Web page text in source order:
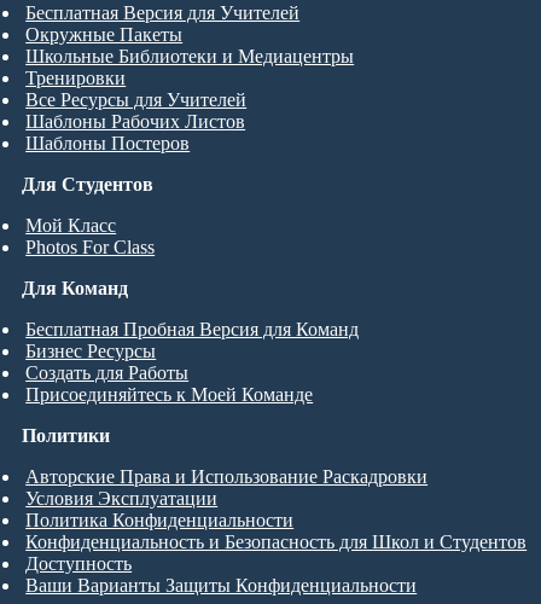
Для Студентов
Мой Класс
Photos For Class
Бесплатная Версия для Учителей
Окружные Пакеты
Школьные Библиотеки и Медиацентры
Тренировки
Все Ресурсы для Учителей
Шаблоны Рабочих Листов
Шаблоны Постеров
Для Команд
Бесплатная Пробная Версия для Команд
Бизнес Ресурсы
Создать для Работы
Присоединяйтесь к Моей Команде
Политики
Авторские Права и Использование Раскадровки
Условия Эксплуатации
Политика Конфиденциальности
Конфиденциальность и Безопасность для Школ и Студентов
Доступность
Ваши Варианты Защиты Конфиденциальности